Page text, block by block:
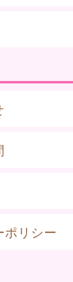
ポリシー